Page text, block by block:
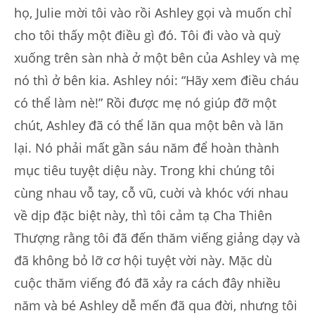
họ, Julie mời tôi vào rồi Ashley gọi và muốn chỉ
cho tôi thấy một điều gì đó. Tôi đi vào và quỳ
xuống trên sàn nhà ở một bên của Ashley và mẹ
nó thì ở bên kia. Ashley nói: “Hãy xem điều cháu
có thể làm nè!” Rồi được mẹ nó giúp đỡ một
chút, Ashley đã có thể lăn qua một bên và lăn
lại. Nó phải mất gần sáu năm để hoàn thành
mục tiêu tuyệt diệu này. Trong khi chúng tôi
cùng nhau vỗ tay, cỗ vũ, cuời và khóc với nhau
về dịp đặc biệt này, thì tôi cảm tạ Cha Thiên
Thượng rằng tôi đã đến thăm viếng giảng dạy và
đã không bỏ lỡ cơ hội tuyệt vời này. Mặc dù
cuộc thăm viếng đó đã xảy ra cách đây nhiều
năm và bé Ashley dễ mến đã qua đời, nhưng tôi